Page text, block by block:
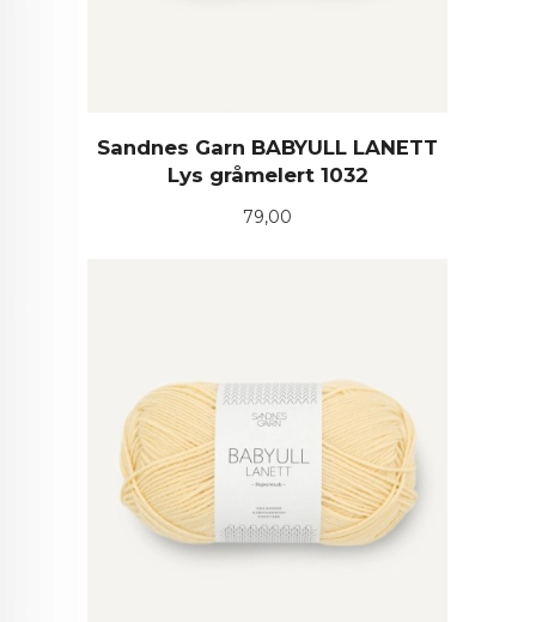
Sandnes Garn BABYULL LANETT
Lys gråmelert 1032
Pris
79,00